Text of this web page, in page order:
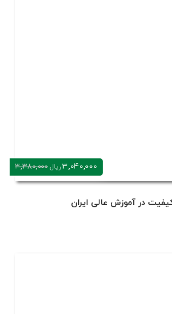
3,040,000ریال 3,380,000
کیفیت در آموزش عالی ایران